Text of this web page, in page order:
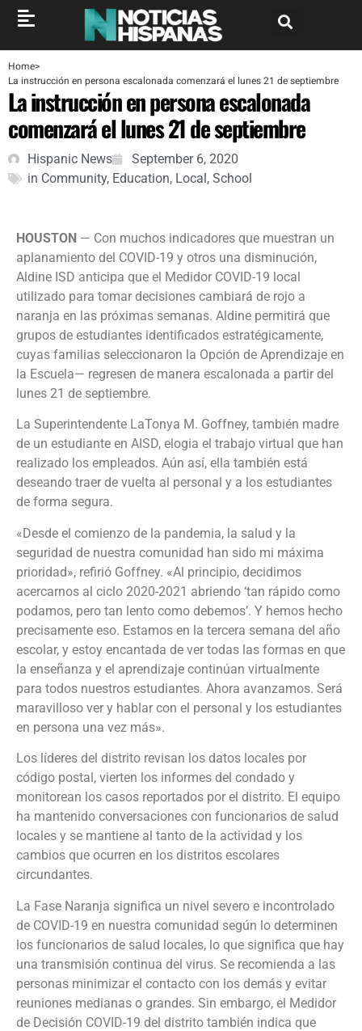
Home>
La instrucción en persona escalonada comenzará el lunes 21 de septiembre
La instrucción en persona escalonada
comenzará el lunes 21 de septiembre
Hispanic News
September 6, 2020
in Community, Education, Local, School
HOUSTON — Con muchos indicadores que muestran un
aplanamiento del COVID-19 y otros una disminución,
Aldine ISD anticipa que el Medidor COVID-19 local
utilizado para tomar decisiones cambiará de rojo a
naranja en las próximas semanas. Aldine permitirá que
grupos de estudiantes identificados estratégicamente,
cuyas familias seleccionaron la Opción de Aprendizaje en
la Escuela— regresen de manera escalonada a partir del
lunes 21 de septiembre.
La Superintendente LaTonya M. Goffney, también madre
de un estudiante en AISD, elogia el trabajo virtual que han
realizado los empleados. Aún así, ella también está
deseando traer de vuelta al personal y a los estudiantes
de forma segura.
«Desde el comienzo de la pandemia, la salud y la
seguridad de nuestra comunidad han sido mi máxima
prioridad», refirió Goffney. «Al principio, decidimos
acercarnos al ciclo 2020-2021 abriendo ‘tan rápido como
podamos, pero tan lento como debemos’. Y hemos hecho
precisamente eso. Estamos en la tercera semana del año
escolar, y estoy encantada de ver todas las formas en que
la enseñanza y el aprendizaje continúan virtualmente
para todos nuestros estudiantes. Ahora avanzamos. Será
maravilloso ver y hablar con el personal y los estudiantes
en persona una vez más».
Los líderes del distrito revisan los datos locales por
código postal, vierten los informes del condado y
monitorean los casos reportados por el distrito. El equipo
ha mantenido conversaciones con funcionarios de salud
locales y se mantiene al tanto de la actividad y los
cambios que ocurren en los distritos escolares
circundantes.
La Fase Naranja significa un nivel severo e incontrolado
de COVID-19 en nuestra comunidad según lo determinen
los funcionarios de salud locales, lo que significa que hay
una transmisión continua del virus. Se recomienda a las
personas minimizar el contacto con los demás y evitar
reuniones medianas o grandes. Sin embargo, el Medidor
de Decisión COVID-19 del distrito también indica que